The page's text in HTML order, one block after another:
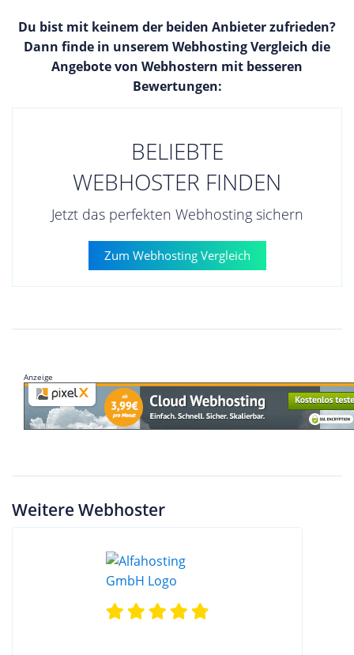
Du bist mit keinem der beiden Anbieter zufrieden?
Dann finde in unserem Webhosting Vergleich die
Angebote von Webhostern mit besseren
Bewertungen:
BELIEBTE
WEBHOSTER FINDEN
Jetzt das perfekten Webhosting sichern
Zum Webhosting Vergleich
Anzeige
Weitere Webhoster